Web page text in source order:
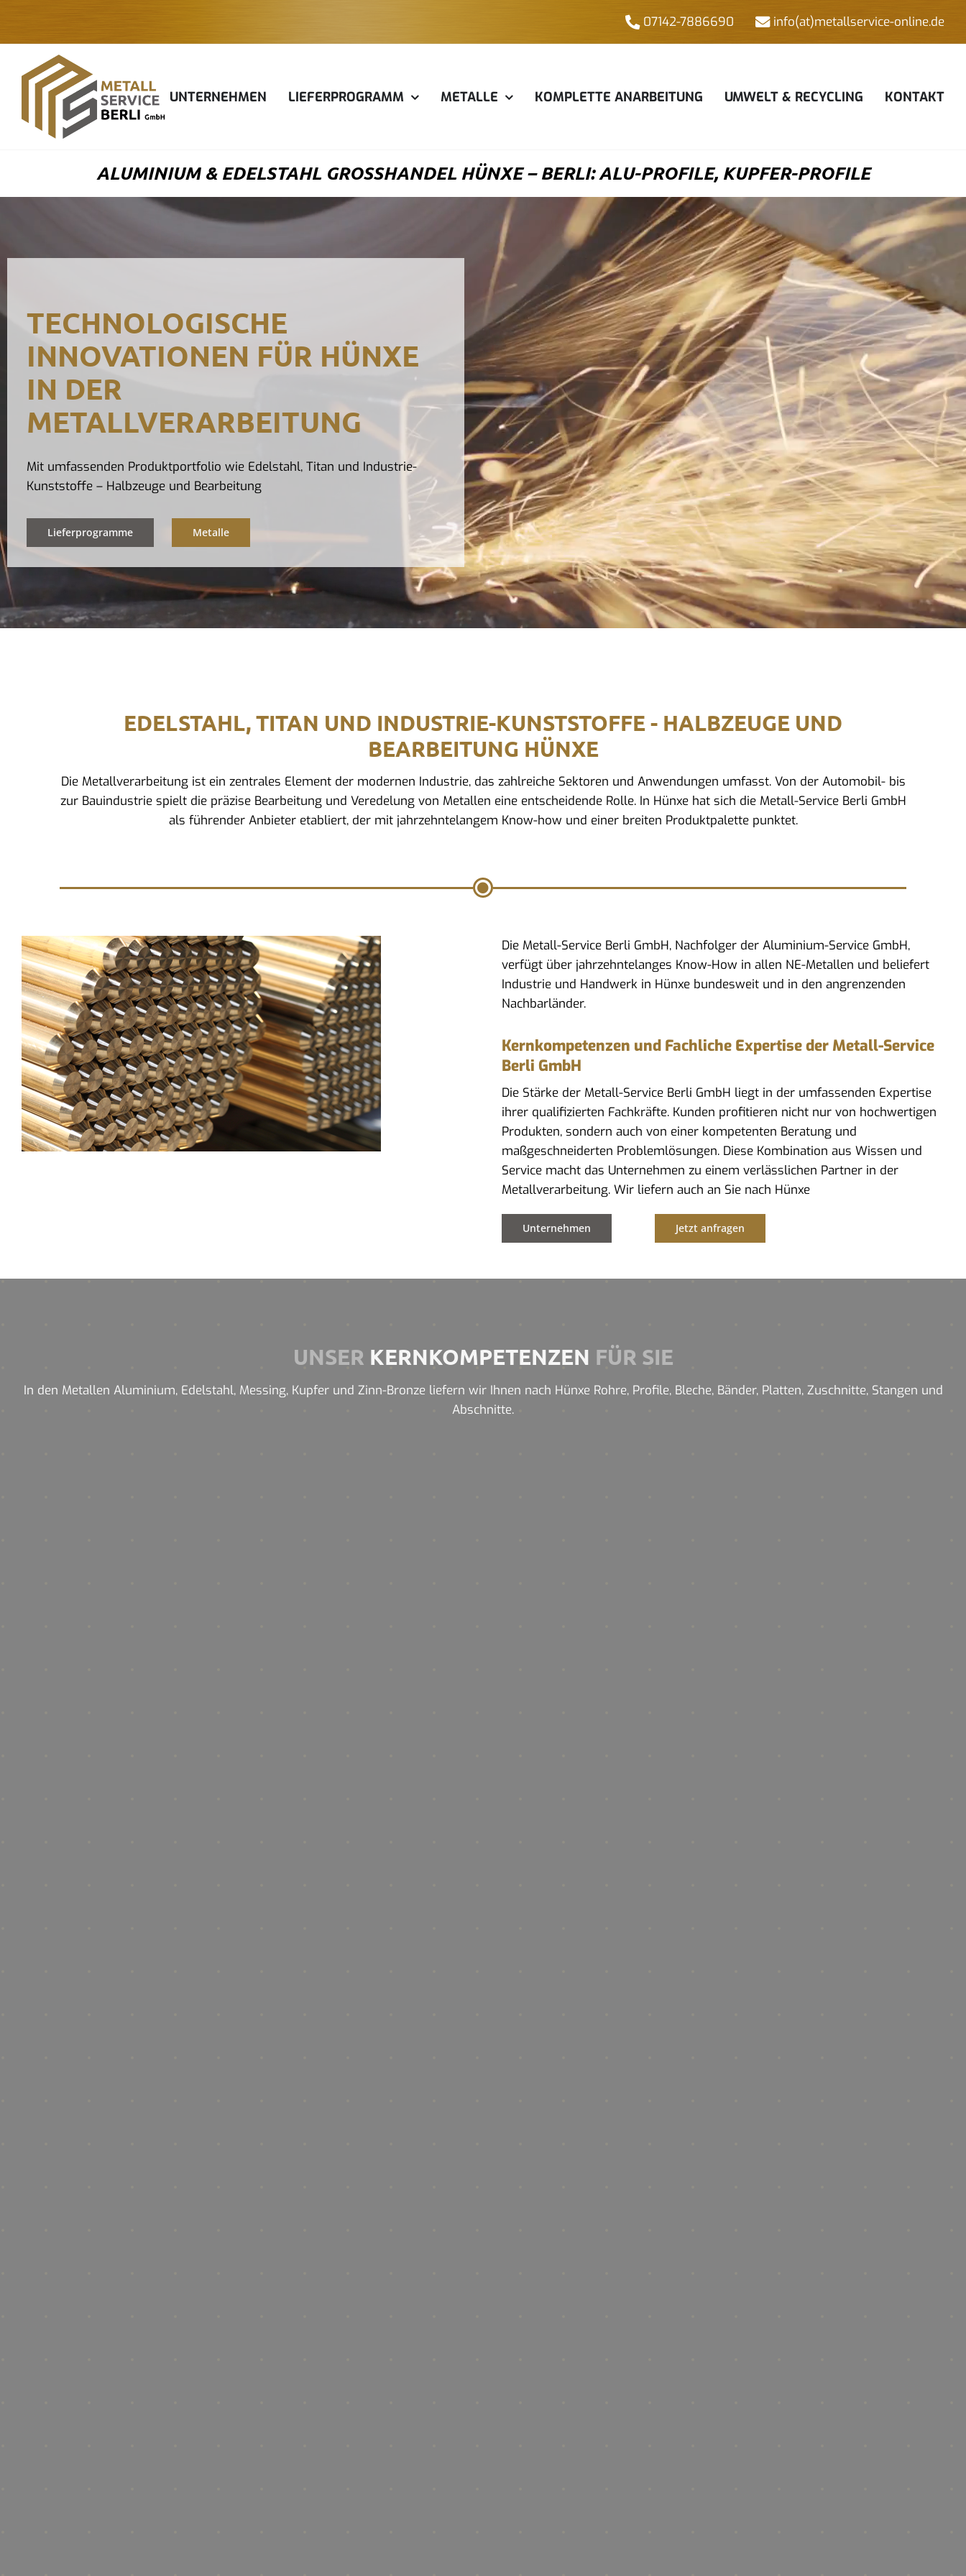
springen
07142-7886690 info(at)metallservice-online.de
UNTERNEHMEN LIEFERPROGRAMM METALLE KOMPLETTE ANARBEITUNG UMWELT & RECYCLING KONTAKT
ALUMINIUM & EDELSTAHL GROSSHANDEL HÜNXE – BERLI: ALU-PROFILE, KUPFER-PROFILE
TECHNOLOGISCHE
INNOVATIONEN FÜR HÜNXE
IN DER
METALLVERARBEITUNG
Mit umfassenden Produktportfolio wie Edelstahl, Titan und Industrie-
Kunststoffe – Halbzeuge und Bearbeitung
Lieferprogramme Metalle
EDELSTAHL, TITAN UND INDUSTRIE-KUNSTSTOFFE - HALBZEUGE UND
BEARBEITUNG HÜNXE
Die Metallverarbeitung ist ein zentrales Element der modernen Industrie, das zahlreiche Sektoren und Anwendungen umfasst. Von der Automobil- bis
zur Bauindustrie spielt die präzise Bearbeitung und Veredelung von Metallen eine entscheidende Rolle. In Hünxe hat sich die Metall-Service Berli GmbH
als führender Anbieter etabliert, der mit jahrzehntelangem Know-how und einer breiten Produktpalette punktet.
Die Metall-Service Berli GmbH, Nachfolger der Aluminium-Service GmbH,
verfügt über jahrzehntelanges Know-How in allen NE-Metallen und beliefert
Industrie und Handwerk in Hünxe bundesweit und in den angrenzenden
Nachbarländer.
Kernkompetenzen und Fachliche Expertise der Metall-Service
Berli GmbH
Die Stärke der Metall-Service Berli GmbH liegt in der umfassenden Expertise
ihrer qualifizierten Fachkräfte. Kunden profitieren nicht nur von hochwertigen
Produkten, sondern auch von einer kompetenten Beratung und
maßgeschneiderten Problemlösungen. Diese Kombination aus Wissen und
Service macht das Unternehmen zu einem verlässlichen Partner in der
Metallverarbeitung. Wir liefern auch an Sie nach Hünxe
Unternehmen Jetzt anfragen
UNSER KERNKOMPETENZEN FÜR SIE
In den Metallen Aluminium, Edelstahl, Messing, Kupfer und Zinn-Bronze liefern wir Ihnen nach Hünxe Rohre, Profile, Bleche, Bänder, Platten, Zuschnitte, Stangen und
Abschnitte.